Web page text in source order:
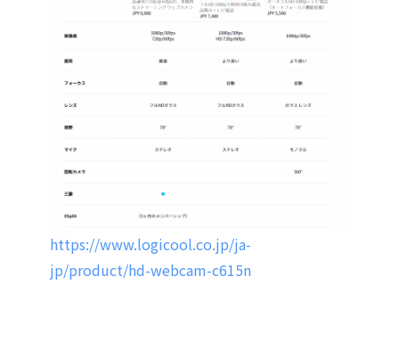
https://www.logicool.co.jp/ja-
jp/product/hd-webcam-c615n